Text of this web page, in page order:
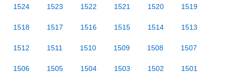
1524 1523 1522 1521 1520 1519
1518 1517 1516 1515 1514 1513
1512 1511 1510 1509 1508 1507
1506 1505 1504 1503 1502 1501